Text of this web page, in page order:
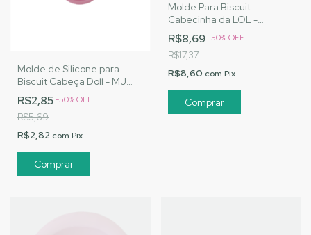
Molde de Silicone para
Biscuit Cabeça Doll - MJ
Artesanatos |Cód. 2146
R$2,85-50%OFF
R$5,69
R$2,82 com Pix
Molde Para Biscuit
Cabecinha da LOL -
MJ|Cód. 1880
R$8,69-50%OFF
R$17,37
R$8,60 com Pix